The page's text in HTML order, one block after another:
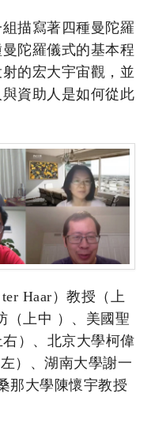
描寫著四種曼陀羅
陀羅儀式的基本程
的宏大宇宙觀，並
資助人是如何從此
Haar）教授（上
（上中 ）、美國聖
）、北京大學柯偉
）、湖南大學謝一
那大學陳懷宇教授